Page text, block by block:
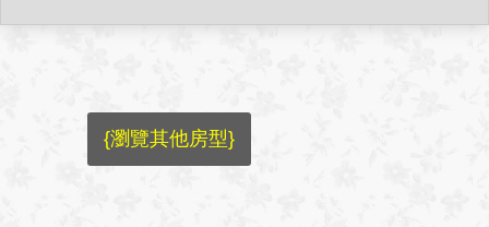
{瀏覽其他房型}